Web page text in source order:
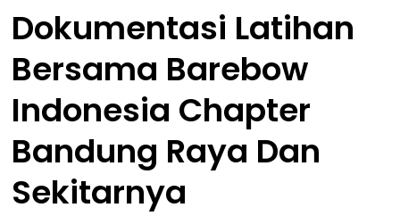
Dokumentasi Latihan
Bersama Barebow
Indonesia Chapter
Bandung Raya Dan
Sekitarnya